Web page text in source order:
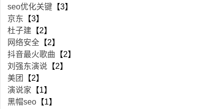
seo优化关键 【3】
京东 【3】
杜子建 【2】
网络安全 【2】
抖音最火歌曲 【2】
刘强东演说 【2】
美团
【2】
演说家 【1】
黑帽seo 【1】